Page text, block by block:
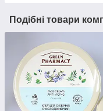
Подібні товари